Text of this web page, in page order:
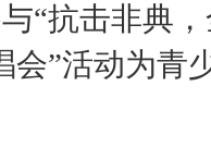
“抗击非典
会”活动为青